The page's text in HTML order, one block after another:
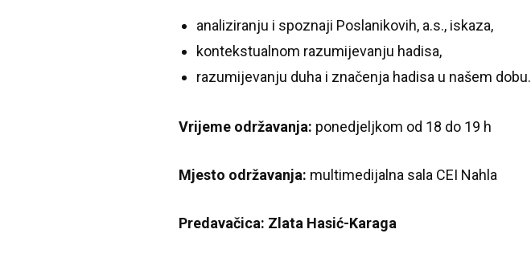
analiziranju i spoznaji Poslanikovih, a.s., iskaza,
kontekstualnom razumijevanju hadisa,
razumijevanju duha i značenja hadisa u našem dobu.
Vrijeme održavanja: ponedjeljkom od 18 do 19 h
Mjesto održavanja: multimedijalna sala CEI Nahla
Predavačica: Zlata Hasić-Karaga